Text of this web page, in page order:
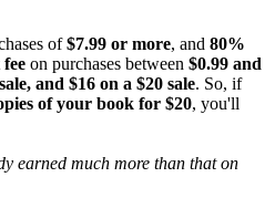
of$7.99 or more, and 80%
on purchases between $0.99 and
and $16 on a $20 sale. So, if
of your book for $20, you'll
earned much more than that on